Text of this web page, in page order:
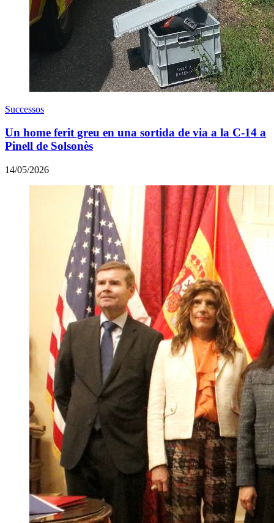
Successos
Un home ferit greu en una sortida de via a la C-14 a
Pinell de Solsonès
14/05/2026